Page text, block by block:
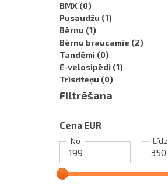
BMX (0)
Pusaudžu (1)
Bērnu (1)
Bērnu braucamie (2)
Tandēmi (0)
E-velosipēdi (1)
Trīsriteņu (0)
Filtrēšana
Cena EUR
No Līdz